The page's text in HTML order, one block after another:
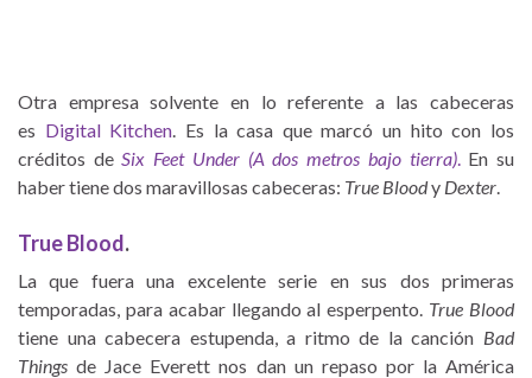
Otra empresa solvente en lo referente a las cabeceras
es Digital Kitchen . Es la casa que marcó un hito con los
créditos de Six Feet Under (A dos metros bajo tierra). En su
haber tiene dos maravillosas cabeceras: True Bloody Dexter
True Blood.
La que fuera una excelente serie en sus dos primeras
temporadas, para acabar llegando al esperpento. True Blood
tiene una cabecera estupenda, a ritmo de la canción Bad
Things de Jace Everett nos dan un repaso por la América